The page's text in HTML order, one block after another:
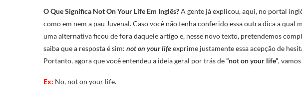
O Que Significa Not On Your Life Em Inglês?A gente já explicou, aqui, no portal
como em nem a pau Juvenal. Caso você não tenha conferido essa outra dica a qual
uma alternativa ficou de fora daquele artigo e, nesse novo texto, pretendemos
saiba que a resposta é sim: not on your lifeexprime justamente essa acepção de
Portanto, agora que você entendeu a ideia geral por trás de“not on your life”,
Ex: No, not on your life.